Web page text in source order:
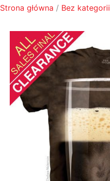
Strona główna / Bez kategorii